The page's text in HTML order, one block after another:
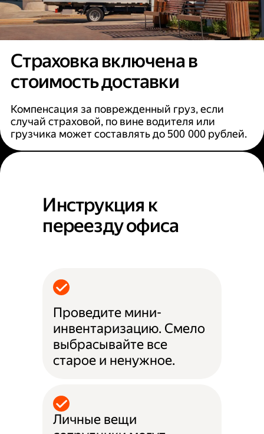
Страховка включена в
стоимость доставки
Компенсация за поврежденный груз, если
случай страховой, по вине водителя или
грузчика может составлять до 500 000 рублей.
Инструкция к
переезду офиса
Проведите мини-
инвентаризацию. Смело
выбрасывайте все
старое и ненужное.
Личные вещи